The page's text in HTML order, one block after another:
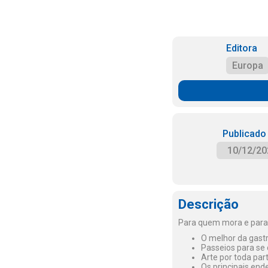
Editora
Europa
10/12/
Descrição
Para quem mora e
O melhor da
Passeios para
Arte por toda